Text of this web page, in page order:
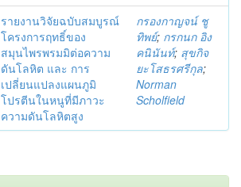
รายงานวิจัยฉบับสมบูรณ์
โครงการฤทธิ์ของ
สมุนไพรพรมมิต่อความ
ดันโลหิต และ การ
เปลี่ยนแปลงแผนภูมิ
โปรตีนในหนูที่มีภาวะ
ความดันโลหิตสูง
กรองกาญจน์ ชู
ทิพย์; กรกนก อิง
คนินันท์; สุขกิจ
ยะโสธรศรีกุล;
Norman
Scholfield